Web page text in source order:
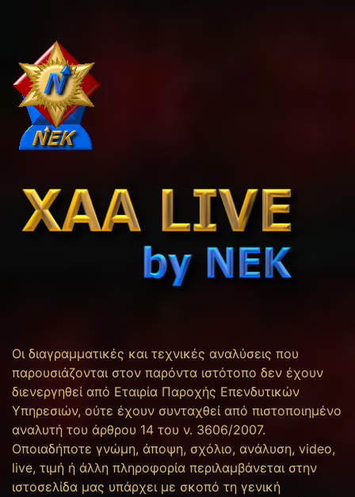
Οι διαγραμματικές και τεχνικές αναλύσεις που
παρουσιάζονται στον παρόντα ιστότοπο δεν έχουν
διενεργηθεί από Εταιρία Παροχής Επενδυτικών
Υπηρεσιών, ούτε έχουν συνταχθεί από πιστοποιημένο
αναλυτή του άρθρου 14 του ν. 3606/2007.
Οποιαδήποτε γνώμη, άποψη, σχόλιο, ανάλυση, video,
live, τιμή ή άλλη πληροφορία περιλαμβάνεται στην
ιστοσελίδα μας υπάρχει με σκοπό τη γενική